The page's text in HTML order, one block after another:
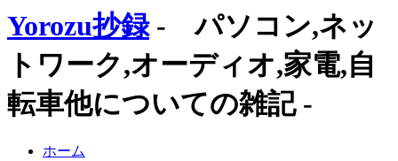
Yorozu抄録 - パソコン,ネッ
トワーク,オーディオ,家電,自
転車他についての雑記 -
ホーム